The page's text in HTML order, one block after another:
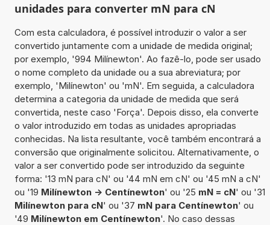
unidades para converter mN para cN
Com esta calculadora, é possível introduzir o valor a ser
convertido juntamente com a unidade de medida original;
por exemplo, '994 Milínewton'. Ao fazê-lo, pode ser usado
o nome completo da unidade ou a sua abreviatura; por
exemplo, 'Milínewton' ou 'mN'. Em seguida, a calculadora
determina a categoria da unidade de medida que será
convertida, neste caso 'Força'. Depois disso, ela converte
o valor introduzido em todas as unidades apropriadas
conhecidas. Na lista resultante, você também encontrará a
conversão que originalmente solicitou. Alternativamente, o
valor a ser convertido pode ser introduzido da seguinte
forma: '13 mN para cN' ou '44 mN em cN' ou '45 mN a cN'
ou '19 Milínewton -> Centínewton' ou '25 mN = cN' ou '31
Milínewton para cN' ou '37 mN para Centínewton' ou
'49 Milínewton em Centínewton'. No caso dessas